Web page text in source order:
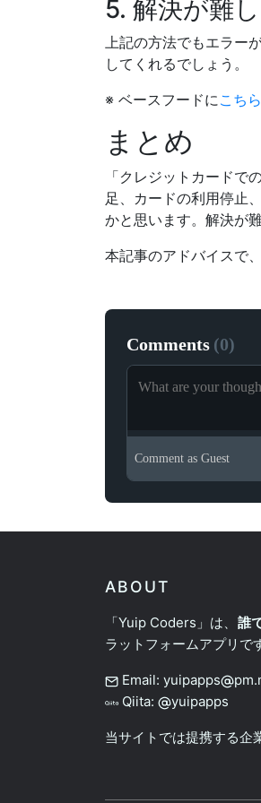
5. 解決が難
上記の方法でもエラー
してくれるでしょう。
※ ベースフードにこち
まとめ
「クレジットカード
足、カードの利用停止
かと思います。解決が
本記事のアドバイスで
Comments (0)
Comment as Guest
ABOUT
「Yuip Coders」は、 誰
ラットフォームアプリで
Email: yuipapps
Qiita:
yuipapps
当サイトでは提携する企